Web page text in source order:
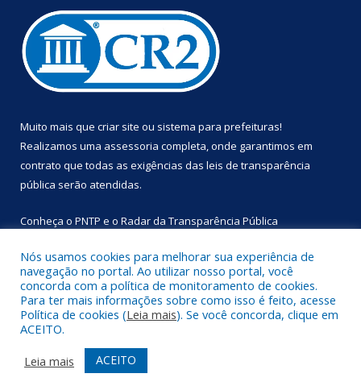
Muito mais que criar site ou sistema para prefeituras!
Realizamos uma assessoria completa, onde garantimos em
contrato que todas as exigências das leis de transparência
pública serão atendidas.
Conheça o PNTP e o Radar da Transparência Pública
Todos os direitos reservados a Prefeitura Municipal de
Primavera.
Mapa do Site
Acessar Área Administrativa
Acessar Webmail
Nós usamos cookies para melhorar sua experiência de
navegação no portal. Ao utilizar nosso portal, você
concorda com a política de monitoramento de cookies.
Para ter mais informações sobre como isso é feito, acesse
Política de cookies (Leia mais). Se você concorda, clique em
ACEITO.
Leia mais
ACEITO